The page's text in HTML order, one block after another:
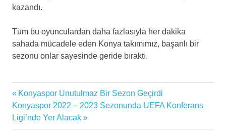
kazandı.
Tüm bu oyunculardan daha fazlasıyla her dakika
sahada mücadele eden Konya takımımız, başarılı bir
sezonu onlar sayesinde geride bıraktı.
abdülkerim
bardakçı
İlhan
Yazı
gezinmesi
Previous
Post:
Konyaspor Unutulmaz Bir Sezon Geçirdi
Next
Post:
Konyaspor 2022 – 2023 Sezonunda UEFA Konferans
Ligi’nde Yer Alacak